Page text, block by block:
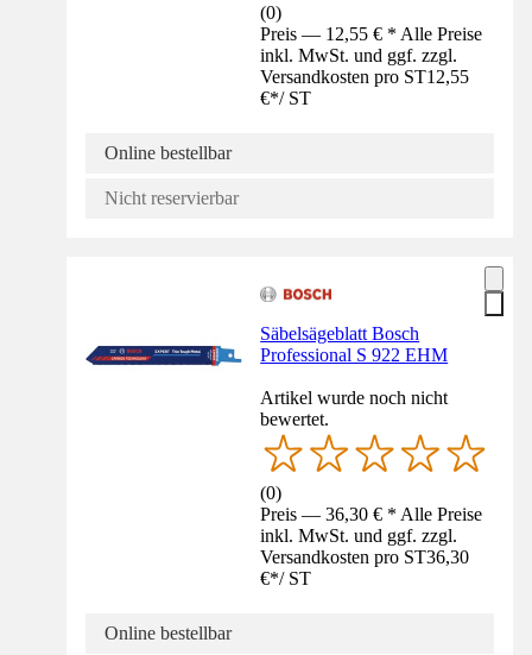
(0)
Preis — 12,55 € * Alle Preise
inkl. MwSt. und ggf. zzgl.
Versandkosten pro ST12,55
€*/ ST
Online bestellbar
Nicht reservierbar
Säbelsägeblatt Bosch
Professional S 922 EHM
Artikel wurde noch nicht
bewertet.
(0)
Preis — 36,30 € * Alle Preise
inkl. MwSt. und ggf. zzgl.
Versandkosten pro ST36,30
€*/ ST
Online bestellbar